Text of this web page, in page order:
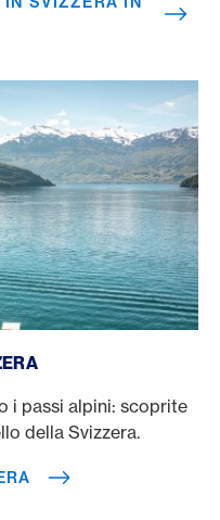
i passi alpini: scoprite
della Svizzera.